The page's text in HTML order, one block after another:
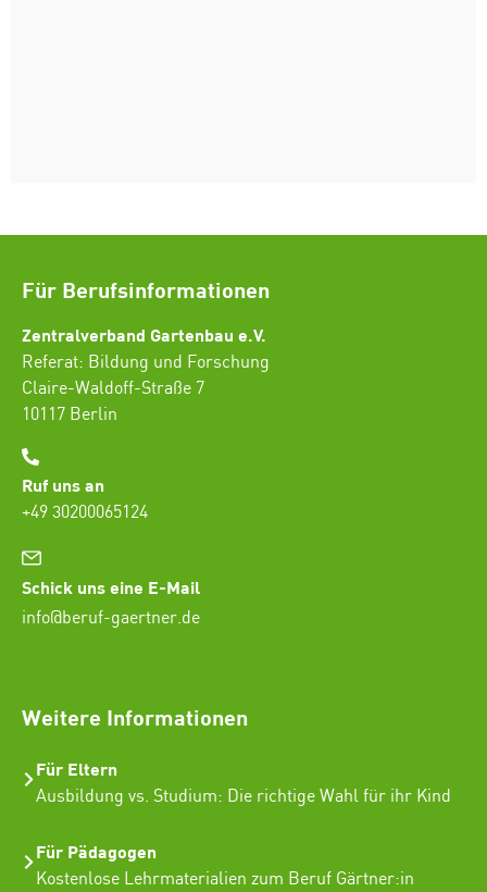
Für Berufsinformationen
Zentralverband Gartenbau e.V.
Referat: Bildung und Forschung
Claire-Waldoff-Straße 7
10117 Berlin
Ruf uns an
+49 30200065124
Schick uns eine E-Mail
info@beruf-gaertner.de
Weitere Informationen
Für Eltern
Ausbildung vs. Studium: Die richtige Wahl für ihr Kind
Für Pädagogen
Kostenlose Lehrmaterialien zum Beruf Gärtner:in